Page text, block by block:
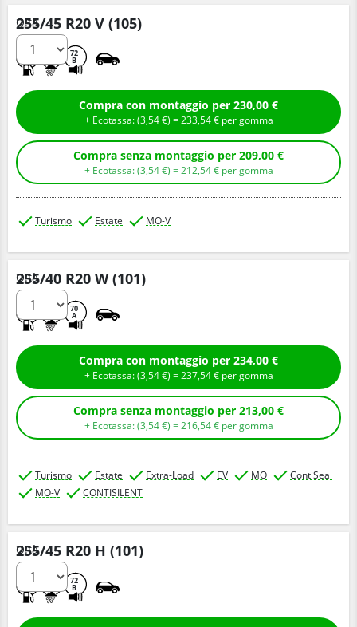
255/45 R20 V (105)
72
B
Q.tà
Compra con montaggio per 230,00 €
+ Ecotassa: (3,54€ ) =233,54€ per gomma
Compra senza montaggio per 209,00 €
+ Ecotassa: (3,54€ ) =212,54€ per gomma
Turismo Estate MO-V
255/40 R20 W (101)
70
A
Q.tà
Compra con montaggio per 234,00 €
+ Ecotassa: (3,54€ ) =237,54€ per gomma
Compra senza montaggio per 213,00 €
+ Ecotassa: (3,54€ ) =216,54€ per gomma
Turismo Estate Extra-Load EV MO
ContiSeal
MO-V
CONTISILENT
255/45 R20 H (101)
72
B
Q.tà